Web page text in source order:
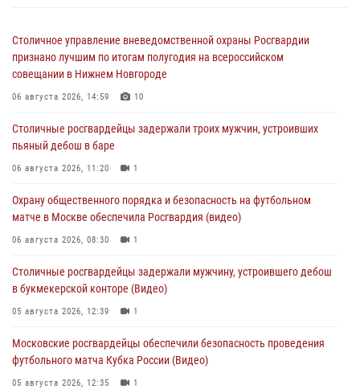
Столичное управление вневедомственной охраны Росгвардии
признано лучшим по итогам полугодия на всероссийском
совещании в Нижнем Новгороде
06 августа 2026, 14:59 10
Столичные росгвардейцы задержали троих мужчин, устроивших
пьяный дебош в баре
06 августа 2026, 11:20 1
Охрану общественного порядка и безопасность на футбольном
матче в Москве обеспечила Росгвардия (видео)
06 августа 2026, 08:30 1
Столичные росгвардейцы задержали мужчину, устроившего дебош
в букмекерской конторе (Видео)
05 августа 2026, 12:39 1
Московские росгвардейцы обеспечили безопасность проведения
футбольного матча Кубка России (Видео)
05 августа 2026, 12:35 1